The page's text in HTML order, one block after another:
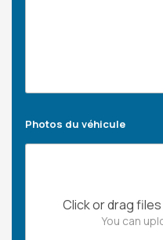
Photos du véhicule
Click or drag
You can